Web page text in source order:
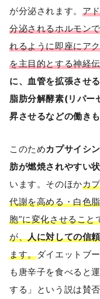
が分泌されます。 ア
分泌されるホルモン
れるように即座にア
を主目的とする神経
に、血管を拡張させ
脂肪分解酵素(リパー
昇させるなどの働き
このためカプサイシ
肪が燃焼されやすい
います。そのほかカ
代謝を高める・白色
胞”に変化させること
が、人に対しての信
ます。ダイエットブ
も唐辛子を食べると
する」という説は賛